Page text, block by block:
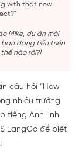
with that new
Mike, dự án mới
bạn đang tiến triển
nào rồi?)
câu hỏi “How
nhiều trường
tiếng Anh linh
LangGo để biết